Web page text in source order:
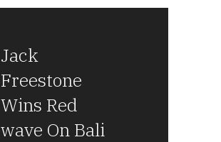
Jack
Freestone
Wins Red
wave On Bali